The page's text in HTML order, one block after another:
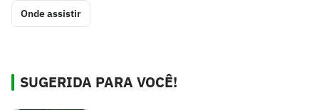
Onde assistir
SUGERIDA PARA VOCÊ!